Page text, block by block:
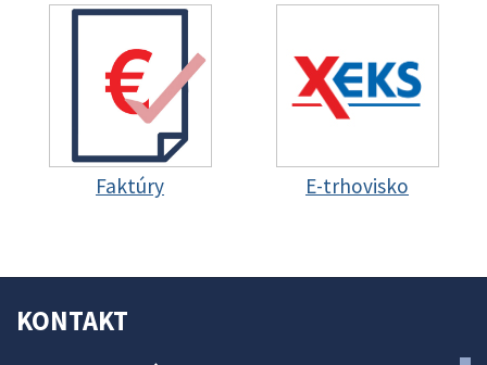
Faktúry E-trhovisko
KONTAKT